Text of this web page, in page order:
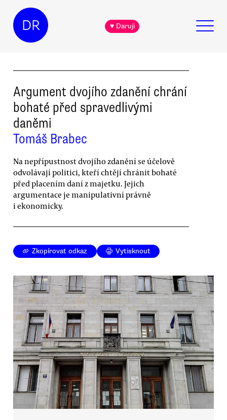
DR ♥ Daruji
Argument dvojího zdanění chrání
bohaté před spravedlivými
daněmi
Tomáš Brabec
Na nepřípustnost dvojího zdanění se účelově
odvolávají politici, kteří chtějí chránit bohaté
před placením daní z majetku. Jejich
argumentace je manipulativní právně
i ekonomicky.
Zkopírovat odkaz Vytisknout